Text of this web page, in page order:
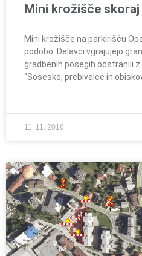
Mini krožišče
Mini krožišče na parkirišču
podobo. Delavci vgrajujejo
gradbenih posegih odstranili
“Sosesko, prebivalce in
11. 11. 2016